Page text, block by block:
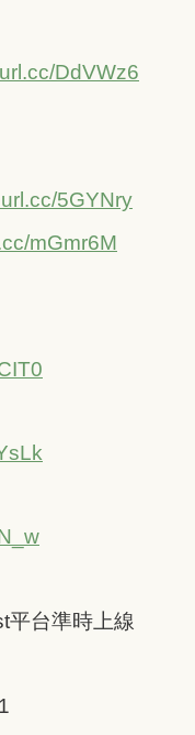
DdVWz6
5GYNry
mGmr6M
平台準時上線